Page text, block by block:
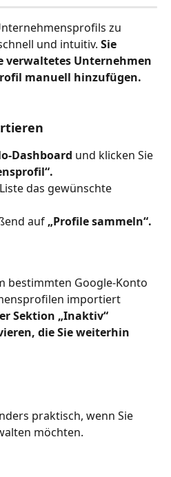
zu
und intuitiv. Sie
verwaltetes Unternehmen
manuell hinzufügen.
und klicken Sie
das gewünschte
auf „Profile sammeln“.
bestimmten Google‑Konto
importiert
Sektion „Inaktiv“
die Sie weiterhin
praktisch, wenn Sie
möchten.